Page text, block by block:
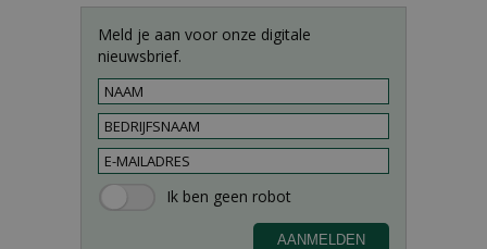
Meld je aan voor onze digitale
nieuwsbrief.